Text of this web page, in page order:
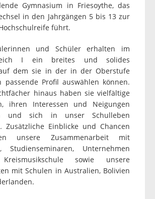
Gymnasium in Friesoythe, das
in den Jahrgängen 5 bis 13 zur
führt.
und Schüler erhalten im
I ein breites und solides
dem sie in der in der Oberstufe
Profil auswählen können.
hinaus haben sie vielfältige
ihren Interessen und Neigungen
und sich in unser Schulleben
Zusätzliche Einblicke und Chancen
unsere Zusammenarbeit mit
Studienseminaren, Unternehmen
sowie unsere
mit Schulen in Australien, Bolivien